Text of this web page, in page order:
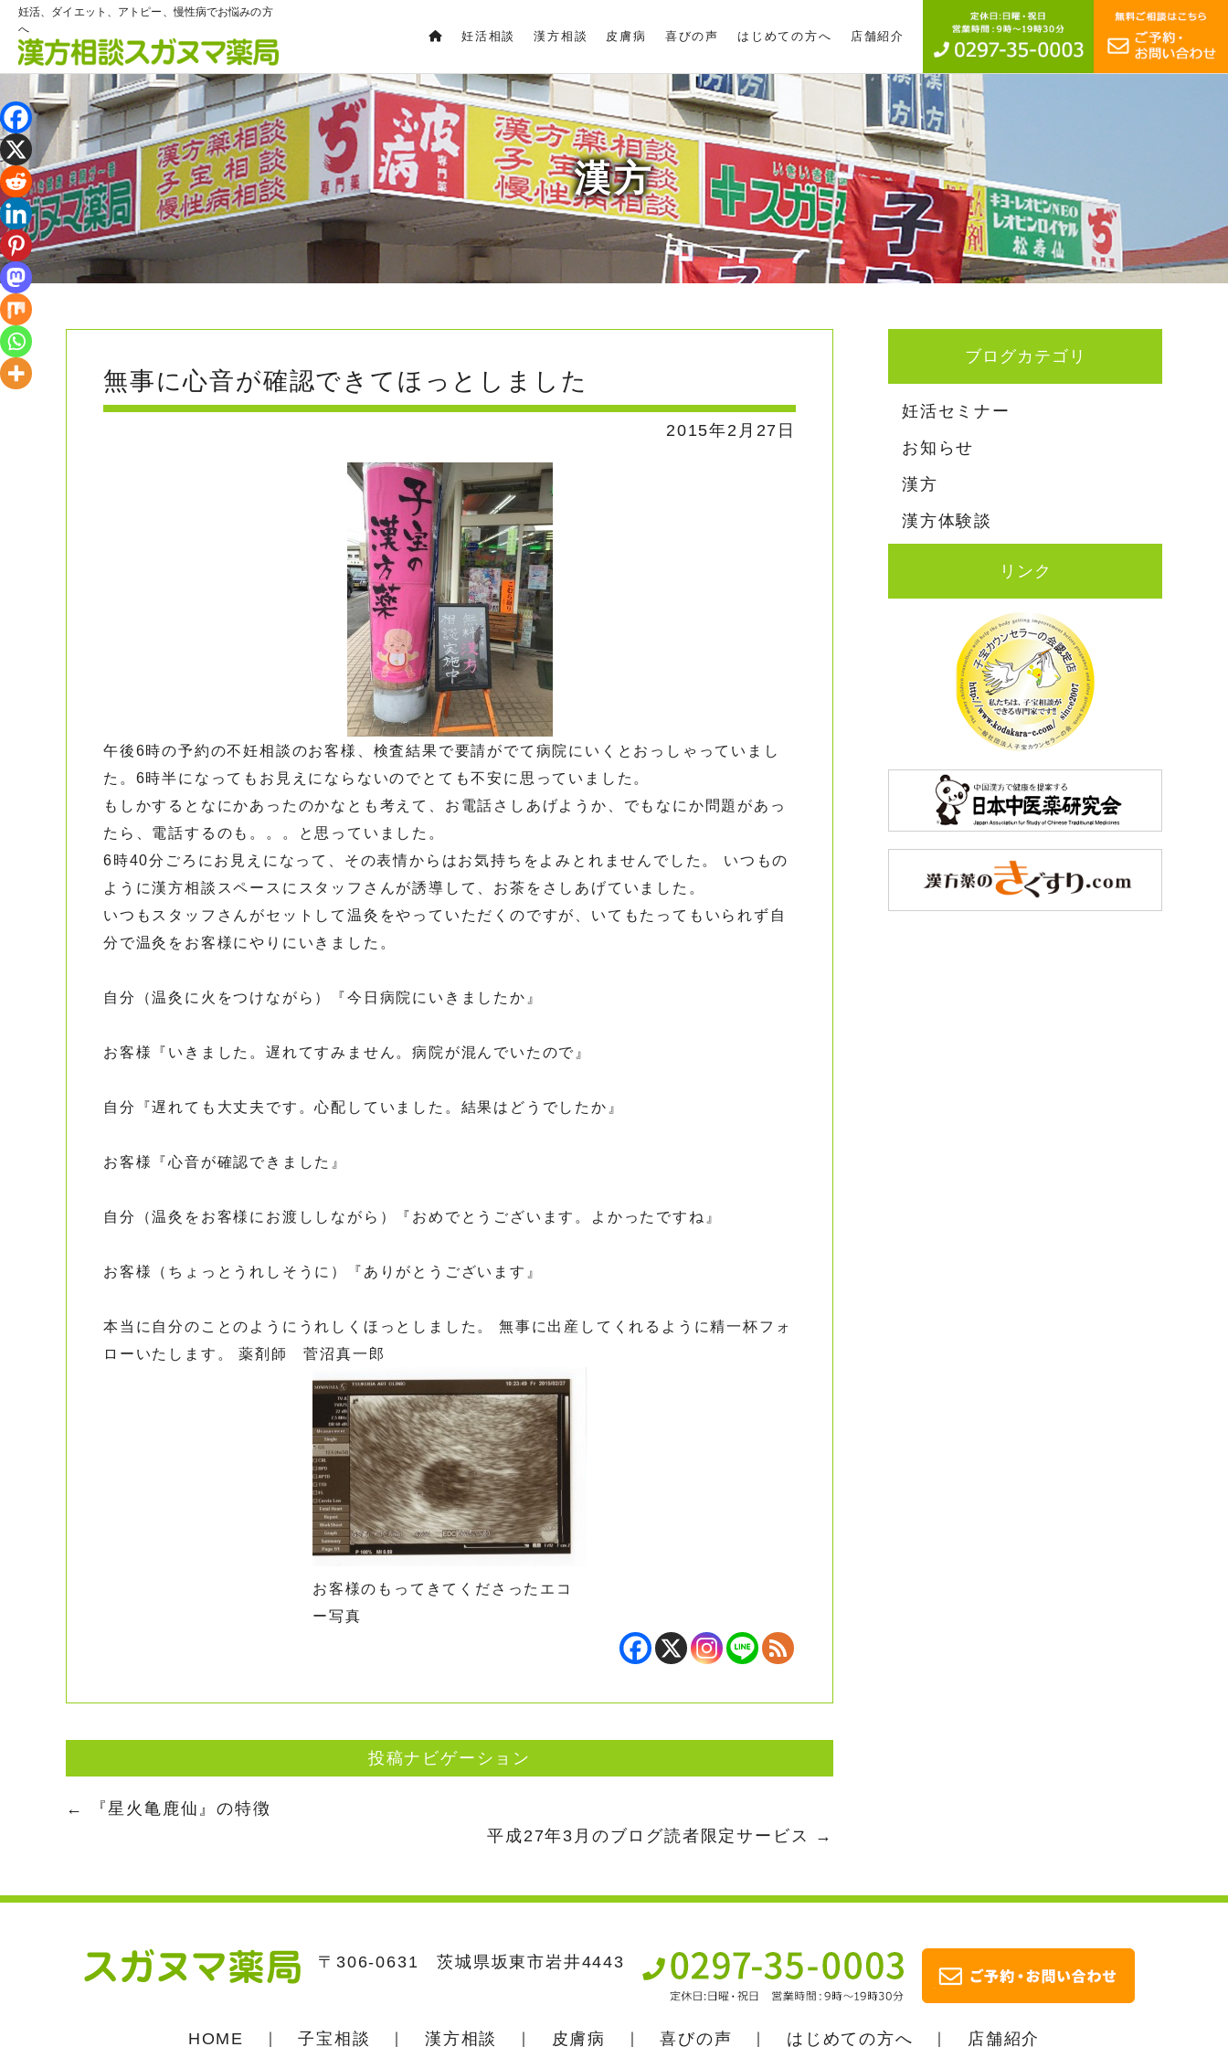
妊活、ダイエット、アトピー、慢性病でお悩みの方
へ
妊活相談 漢方相談 皮膚病 喜びの声 はじめての方へ 店舗紹介
漢方
無事に心音が確認できてほっとしました
2015年2月27日
午後6時の予約の不妊相談のお客様、検査結果で要請がでて病院にいくとおっしゃっていまし
た。6時半になってもお見えにならないのでとても不安に思っていました。
もしかするとなにかあったのかなとも考えて、お電話さしあげようか、でもなにか問題があっ
たら、電話するのも。。。と思っていました。
6時40分ごろにお見えになって、その表情からはお気持ちをよみとれませんでした。 いつもの
ように漢方相談スペースにスタッフさんが誘導して、お茶をさしあげていました。
いつもスタッフさんがセットして温灸をやっていただくのですが、いてもたってもいられず自
分で温灸をお客様にやりにいきました。
自分（温灸に火をつけながら）『今日病院にいきましたか』
お客様『いきました。遅れてすみません。病院が混んでいたので』
自分『遅れても大丈夫です。心配していました。結果はどうでしたか』
お客様『心音が確認できました』
自分（温灸をお客様にお渡ししながら）『おめでとうございます。よかったですね』
お客様（ちょっとうれしそうに）『ありがとうございます』
本当に自分のことのようにうれしくほっとしました。 無事に出産してくれるように精一杯フォ
ローいたします。 薬剤師 菅沼真一郎
お客様のもってきてくださったエコ
ー写真
投稿ナビゲーション
←
『星火亀鹿仙』の特徴
平成27年3月のブログ読者限定サービス
→
ブログカテゴリ
妊活セミナー
お知らせ
漢方
漢方体験談
リンク
〒306-0631 茨城県坂東市岩井4443
HOME ｜子宝相談 漢方相談 皮膚病 ｜喜びの声 はじめての方へ 店舗紹介